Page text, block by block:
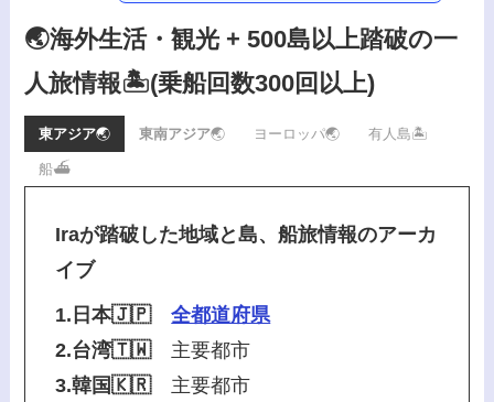
🌏海外生活・観光 + 500島以上踏破の一
人旅情報🏝️(乗船回数300回以上)
東アジア🌏 東南アジア🌏 ヨーロッパ🌏 有人島🏝️
船⛴️
Iraが踏破した地域と島、船旅情報のアーカ
イブ
1.日本🇯🇵
全都道府県
2.台湾🇹🇼主要都市
3.韓国🇰🇷主要都市